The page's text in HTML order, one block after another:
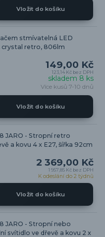
Vložit do košíku
stmívatelná LED
crystal retro, 806lm
149,00 Kč
123,14 Kč bez DPH
skladem 8 ks
Více kusů 7-10 dnů
Vložit do košíku
JARO - Stropní retro
a kovu 4 x E27, šířka 92cm
2 369,00 Kč
1 957,85 Kč bez DPH
K odeslání do 2 týdnů
Vložit do košíku
JARO - Stropní nebo
svítidlo ve dřevě a kovu 2 x